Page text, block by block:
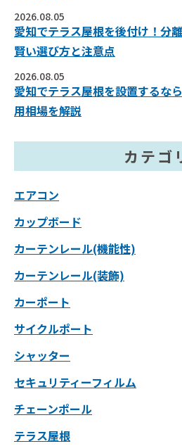
2026.08.05
愛知でテラス屋根を後付け！分
賢い選び方と注意点
2026.08.05
愛知でテラス屋根を設置するな
用相場を解説
カテゴ
エアコン
カップボード
カーテンレール(機能性)
カーテンレール(装飾)
カーポート
サイクルポート
シャッター
セキュリティーフィルム
チェーンポール
テラス屋根